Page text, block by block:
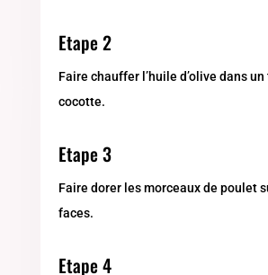
Etape 2
Faire chauffer l’huile d’olive dans
cocotte.
Etape 3
Faire dorer les morceaux de poulet
faces.
Etape 4